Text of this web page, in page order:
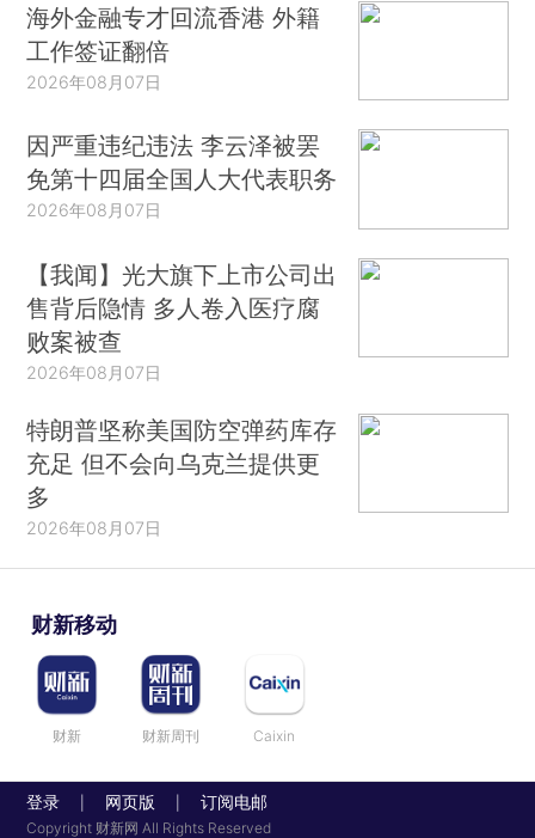
海外金融专才回流香港 外籍
工作签证翻倍
2026年08月07日
因严重违纪违法 李云泽被罢
免第十四届全国人大代表职务
2026年08月07日
【我闻】光大旗下上市公司出
售背后隐情 多人卷入医疗腐
败案被查
2026年08月07日
特朗普坚称美国防空弹药库存
充足 但不会向乌克兰提供更
多
2026年08月07日
财新移动
财新 财新周刊 Caixin
登录 网页版 订阅电邮
Copyright 财新网 All Rights Reserved